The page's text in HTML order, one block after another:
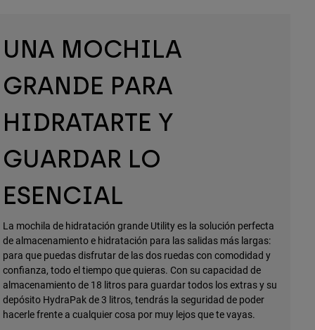
UNA MOCHILA
GRANDE PARA
HIDRATARTE Y
GUARDAR LO
ESENCIAL
La mochila de hidratación grande Utility es la solución perfecta
de almacenamiento e hidratación para las salidas más largas:
para que puedas disfrutar de las dos ruedas con comodidad y
confianza, todo el tiempo que quieras. Con su capacidad de
almacenamiento de 18 litros para guardar todos los extras y su
depósito HydraPak de 3 litros, tendrás la seguridad de poder
hacerle frente a cualquier cosa por muy lejos que te vayas.